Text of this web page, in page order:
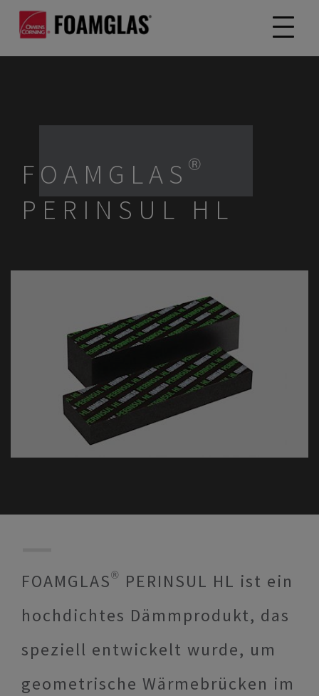
FOAMGLAS®
PERINSUL HL
FOAMGLAS® PERINSUL HL ist ein
hochdichtes Dämmprodukt, das
speziell entwickelt wurde, um
geometrische Wärmebrücken im